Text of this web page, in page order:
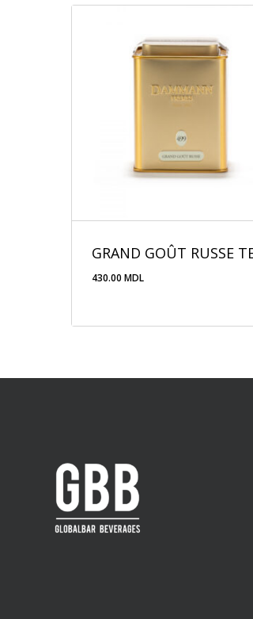
GRAND GOÛT RUSSE
430.00 MDL